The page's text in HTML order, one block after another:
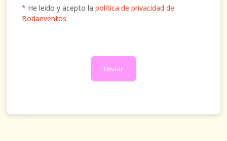
* He leido y acepto la política de privacidad de
Bodaeventos.
Enviar